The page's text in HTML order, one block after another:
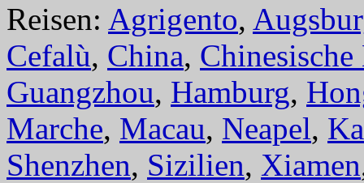
Reisen: Agrigento,
Cefalù, China, Chinesische
Guangzhou, Hamburg,
Marche, Macau, Neapel,
Shenzhen, Sizilien, Xiamen